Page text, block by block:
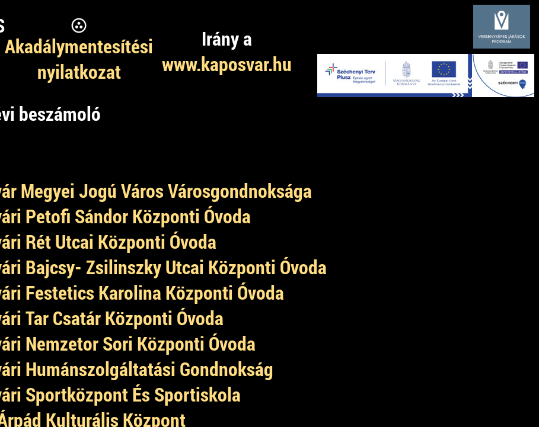
Akadálymentesítési
nyilatkozat
Irány a
www.kaposvar.hu
beszámoló
Megyei Jogú Város Városgondnoksága
Petofi Sándor Központi Óvoda
Rét Utcai Központi Óvoda
Bajcsy- Zsilinszky Utcai Központi Óvoda
Festetics Karolina Központi Óvoda
Tar Csatár Központi Óvoda
Nemzetor Sori Központi Óvoda
Humánszolgáltatási Gondnokság
Sportközpont És Sportiskola
Kulturális Központ